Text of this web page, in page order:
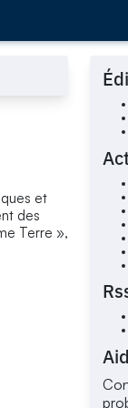
et
des
Terre »,